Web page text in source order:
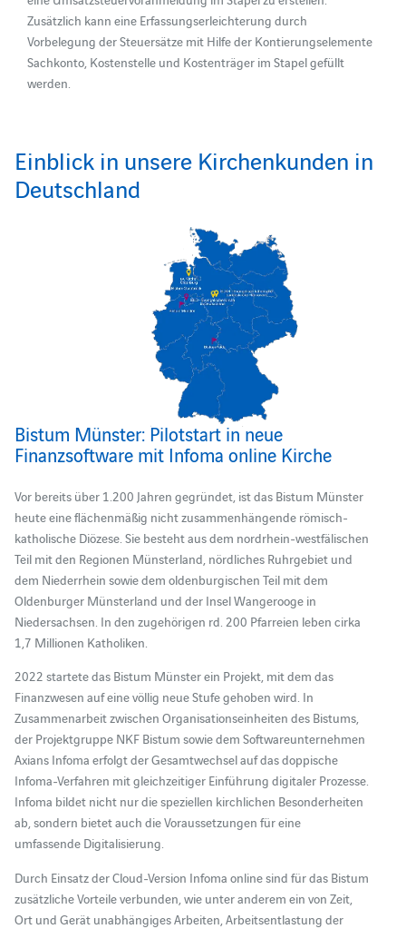
Zusätzlich kann eine Erfassungserleichterung durch
Vorbelegung der Steuersätze mit Hilfe der Kontierungselemente
Sachkonto, Kostenstelle und Kostenträger im Stapel gefüllt
werden.
Einblick in unsere Kirchenkunden in
Deutschland
Bistum Münster: Pilotstart in neue
Finanzsoftware mit Infoma online Kirche
Vor bereits über 1.200 Jahren gegründet, ist das Bistum Münster
heute eine flächenmäßig nicht zusammenhängende römisch-
katholische Diözese. Sie besteht aus dem nordrhein-westfälischen
Teil mit den Regionen Münsterland, nördliches Ruhrgebiet und
dem Niederrhein sowie dem oldenburgischen Teil mit dem
Oldenburger Münsterland und der Insel Wangerooge in
Niedersachsen. In den zugehörigen rd. 200 Pfarreien leben cirka
1,7 Millionen Katholiken.
2022 startete das Bistum Münster ein Projekt, mit dem das
Finanzwesen auf eine völlig neue Stufe gehoben wird. In
Zusammenarbeit zwischen Organisationseinheiten des Bistums,
der Projektgruppe NKF Bistum sowie dem Softwareunternehmen
Axians Infoma erfolgt der Gesamtwechsel auf das doppische
Infoma-Verfahren mit gleichzeitiger Einführung digitaler Prozesse.
Infoma bildet nicht nur die speziellen kirchlichen Besonderheiten
ab, sondern bietet auch die Voraussetzungen für eine
umfassende Digitalisierung.
Durch Einsatz der Cloud-Version Infoma online sind für das Bistum
zusätzliche Vorteile verbunden, wie unter anderem ein von Zeit,
Ort und Gerät unabhängiges Arbeiten, Arbeitsentlastung der